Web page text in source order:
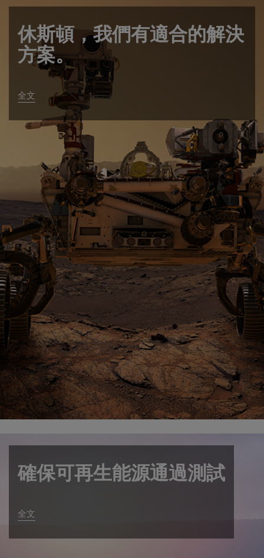
休斯頓，我們有適合的解決
方案。
全文
確保可再生能源通過測試
全文